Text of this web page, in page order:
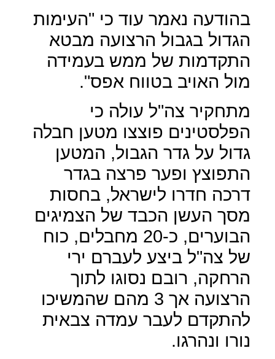
בהודעה נאמר עוד כי "העימות
הגדול בגבול הרצועה מבטא
התקדמות של ממש בעמידה
מול האויב בטווח אפס".
מתחקיר צה"ל עולה כי
הפלסטינים פוצצו מטען חבלה
גדול על גדר הגבול, המטען
התפוצץ ופער פרצה בגדר
דרכה חדרו לישראל, בחסות
מסך העשן הכבד של הצמיגים
הבוערים, כ-20 מחבלים, כוח
של צה"ל ביצע לעברם ירי
הרחקה, רובם נסוגו לתוך
הרצועה אך 3 מהם שהמשיכו
להתקדם לעבר עמדה צבאית
נורו ונהרגו.